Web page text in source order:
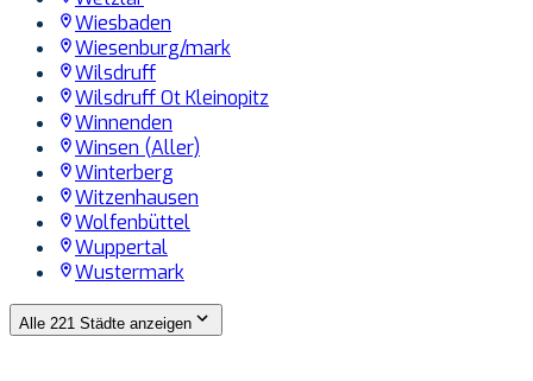
Wiesbaden
Wiesenburg/mark
Wilsdruff
Wilsdruff Ot Kleinopitz
Winnenden
Winsen (Aller)
Winterberg
Witzenhausen
Wolfenbüttel
Wuppertal
Wustermark
Alle 221 Städte anzeigen